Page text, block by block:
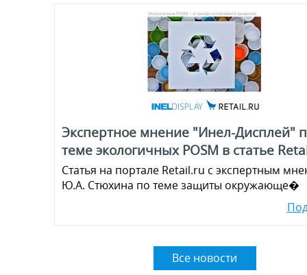
Экспертное мнение "Инел-Дисплей"
теме экологичных POSM в статье
Статья на портале Retail.ru с экспертным
Ю.А. Стюхина по теме защиты окружающе�
Все новости